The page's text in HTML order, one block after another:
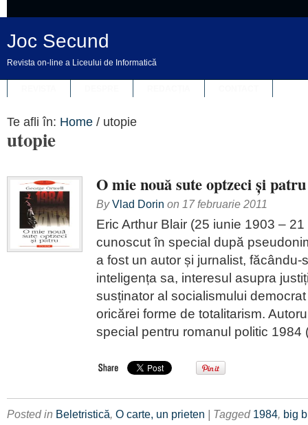
Joc Secund
Revista on-line a Liceului de Informatică
Te afli în: Home / utopie
utopie
O mie nouă sute optzeci și patru
ByVlad Dorin on 17 februarie 2011
Eric Arthur Blair (25 iunie 1903 –
cunoscut în special după
a fost un autor și jurnalist, făcându-
inteligența sa, interesul asupra
susținator al socialismului
oricărei forme de totalitarism.
special pentru romanul politic
Posted in Beletristică, O carte, un prieten | Tagged 1984, big